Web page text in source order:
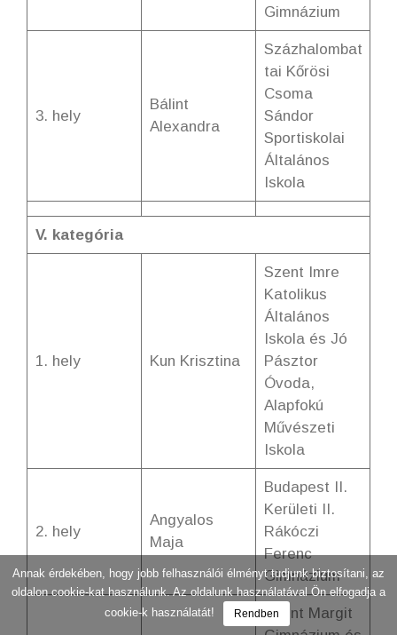
Gimnázium
3. hely
Bálint
Alexandra
Százhalombat
tai Kőrösi
Csoma
Sándor
Sportiskolai
Általános
Iskola
V. kategória
1. hely Kun Krisztina
Szent Imre
Katolikus
Általános
Iskola és Jó
Pásztor
Óvoda,
Alapfokú
Művészeti
Iskola
2. hely
Angyalos
Maja
Budapest II.
Kerületi II.
Rákóczi
Ferenc
Gimnázium
Szent Margit
Annak érdekében, hogy jobb felhasználói élményt tudjunk biztosítani, az
oldalon cookie-kat használunk. Az oldalunk használatával Ön elfogadja a
cookie-k használatát!
Rendben